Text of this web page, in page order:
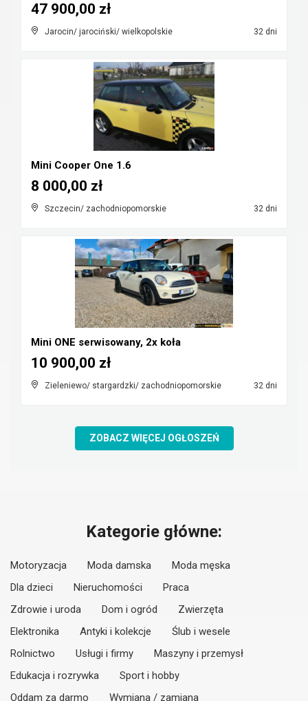
Jarocin/ jarociński/ wielkopolskie 32 dni
47 900,00 zł
Mini Cooper One 1.6
Szczecin/ zachodniopomorskie 32 dni
8 000,00 zł
Mini ONE serwisowany, 2x koła
Zieleniewo/ stargardzki/ zachodniopomorskie 32 dni
10 900,00 zł
ZOBACZ WIĘCEJ OGŁOSZEŃ
Kategorie główne:
Motoryzacja Moda damska
Moda męska
Dla dzieci
Nieruchomości
Praca
Zdrowie i uroda
Dom i ogród
Zwierzęta
Elektronika
Antyki i kolekcje
Ślub i wesele
Rolnictwo
Usługi i firmy
Maszyny i przemysł
Edukacja i rozrywka
Sport i hobby
Oddam za darmo
Wymiana / zamiana